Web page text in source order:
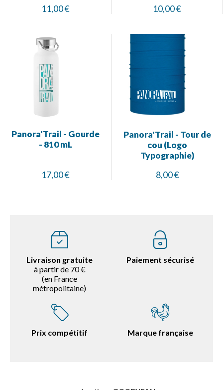
11,00 €
10,00 €
Panora'Trail - Gourde
- 810 mL
17,00 €
Panora'Trail - Tour de
cou (Logo
Typographie)
8,00 €
Livraison gratuite
à partir de 70 €
(en France
métropolitaine)
Paiement sécurisé
Prix compétitif Marque française